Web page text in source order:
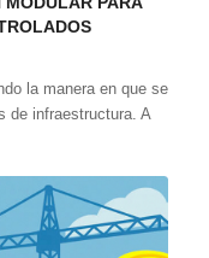
la manera en que se
de infraestructura. A